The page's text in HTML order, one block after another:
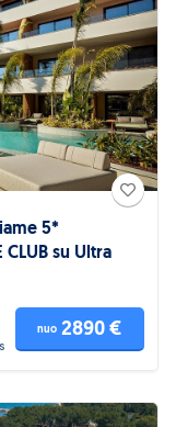
5*
CLUB su Ultra
nuo 2890 €